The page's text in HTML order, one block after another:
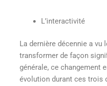
L’interactivité
La dernière décennie a vu
transformer de façon
générale, ce changement
évolution durant ces trois